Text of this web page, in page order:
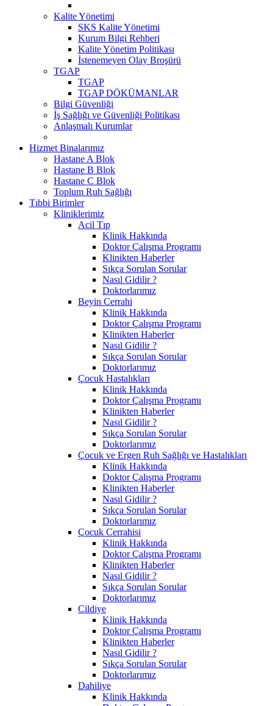
Kalite Yönetimi
SKS Kalite Yönetimi
Kurum Bilgi Rehberi
Kalite Yönetim Politikası
İstenemeyen Olay Broşürü
TGAP
TGAP
TGAP DÖKÜMANLAR
Bilgi Güvenliği
İş Sağlığı ve Güvenliği Politikası
Anlaşmalı Kurumlar
Hizmet Binalarımız
Hastane A Blok
Hastane B Blok
Hastane C Blok
Toplum Ruh Sağlığı
Tıbbi Birimler
Kliniklerimiz
Acil Tıp
Klinik Hakkında
Doktor Çalışma Programı
Klinikten Haberler
Sıkça Sorulan Sorular
Nasıl Gidilir ?
Doktorlarımız
Beyin Cerrahi
Klinik Hakkında
Doktor Çalışma Programı
Klinikten Haberler
Nasıl Gidilir ?
Sıkça Sorulan Sorular
Doktorlarımız
Çocuk Hastalıkları
Klinik Hakkında
Doktor Çalışma Programı
Klinikten Haberler
Nasıl Gidilir ?
Sıkça Sorulan Sorular
Doktorlarımız
Çocuk ve Ergen Ruh Sağlığı ve Hastalıkları
Klinik Hakkında
Doktor Çalışma Programı
Klinikten Haberler
Nasıl Gidilir ?
Sıkça Sorulan Sorular
Doktorlarımız
Çocuk Cerrahisi
Klinik Hakkında
Doktor Çalışma Programı
Klinikten Haberler
Nasıl Gidilir ?
Sıkça Sorulan Sorular
Doktorlarımız
Cildiye
Klinik Hakkında
Doktor Çalışma Programı
Klinikten Haberler
Nasıl Gidilir ?
Sıkça Sorulan Sorular
Doktorlarımız
Dahiliye
Klinik Hakkında